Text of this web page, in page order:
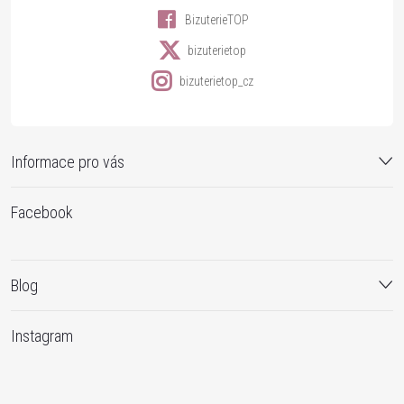
Informace pro vás
BizuterieTOP
bizuterietop
bizuterietop_cz
Facebook
Blog
Instagram